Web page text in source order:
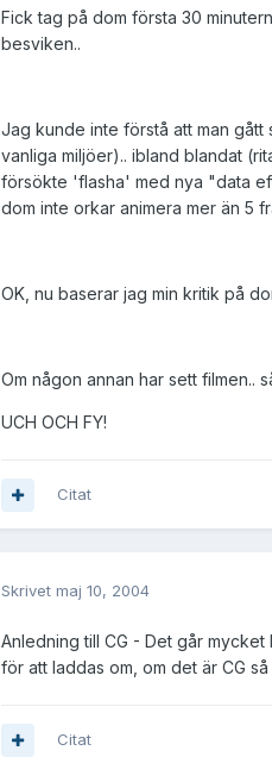
Fick tag på dom första 30
besviken..
Jag kunde inte förstå att man
vanliga miljöer).. ibland blandat
försökte 'flasha' med nya "data
dom inte orkar animera mer än 5
OK, nu baserar jag min kritik på
Om någon annan har sett filmen..
UCH OCH FY!
Citat
Skrivet maj 10, 2004
Anledning till CG - Det går
för att laddas om, om det är CG
Citat